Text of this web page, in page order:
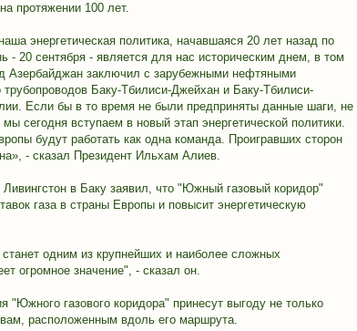
протяжении 100 лет.
энергетическая политика, начавшаяся 20 лет назад по
- 20 сентября - является для нас историческим днем, в том
Азербайджан заключил с зарубежными нефтяными
Баку-Тбилиси-Джейхан и Баку-Тбилиси-
Если бы в то время не были предприняты данные шаги, не
сегодня вступаем в новый этап энергетической политики.
будут работать как одна команда. Проигравших сторон
- сказал Президент Ильхам Алиев.
в Баку заявил, что "Южный газовый коридор"
газа в страны Европы и повысит энергетическую
одним из крупнейших и наиболее сложных
огромное значение", - сказал он.
"Южного газового коридора" принесут выгоду не только
расположенным вдоль его маршрута.